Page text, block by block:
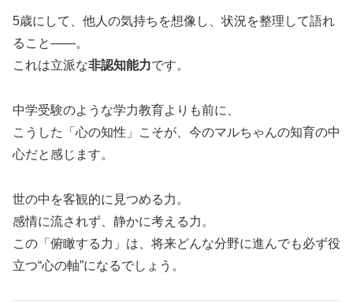
5歳にして、他人の気持ちを想像し、状況を整理して語れ
ること——。
これは立派な非認知能力です。
中学受験のような学力教育よりも前に、
こうした「心の知性」こそが、今のマルちゃんの知育の中
心だと感じます。
世の中を客観的に見つめる力。
感情に流されず、静かに考える力。
この「俯瞰する力」は、将来どんな分野に進んでも必ず役
立つ“心の軸”になるでしょう。